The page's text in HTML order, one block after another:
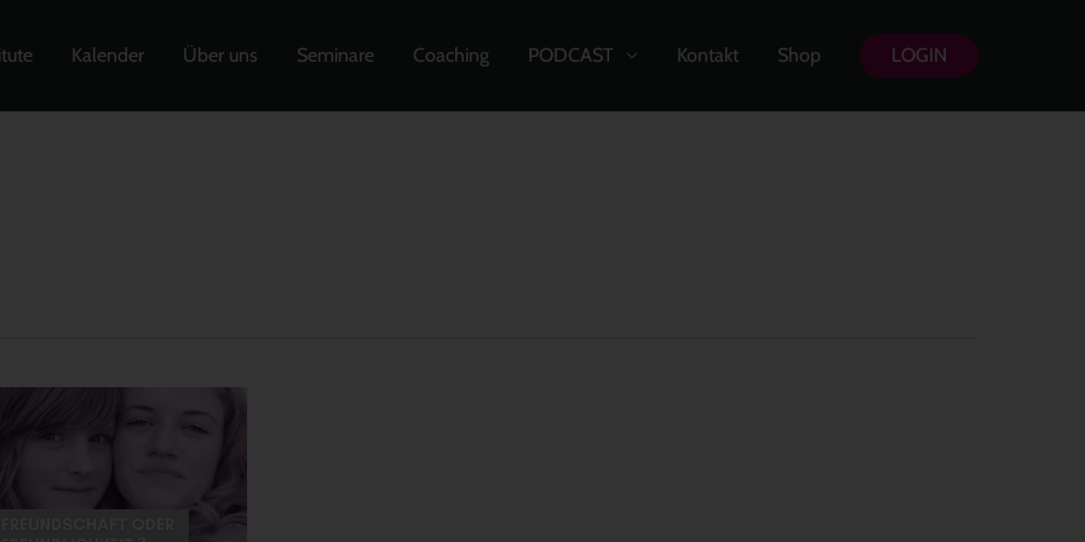
Kalender Über uns Seminare Coaching PODCAST Kontakt Shop LOGIN